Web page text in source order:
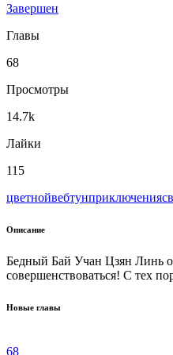
Завершен
Главы
68
Просмотры
14.7k
Лайки
115
цветнойвeбтунприключения
Описание
Бедный Бай Учан Цзян Линь
совершенствоваться! С тех
Новые главы
68